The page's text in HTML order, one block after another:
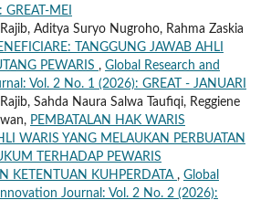
MEI
Aditya Suryo Nugroho, Rahma Zaskia
TANGGUNG JAWAB AHLI
PEWARIS , Global Research and
Vol. 2 No. 1 (2026): GREAT - JANUARI
Sahda Naura Salwa Taufiqi, Reggiene
PEMBATALAN HAK WARIS
WARIS YANG MELAUKAN PERBUATAN
TERHADAP PEWARIS
KETENTUAN KUHPERDATA , Global
Journal: Vol. 2 No. 2 (2026):